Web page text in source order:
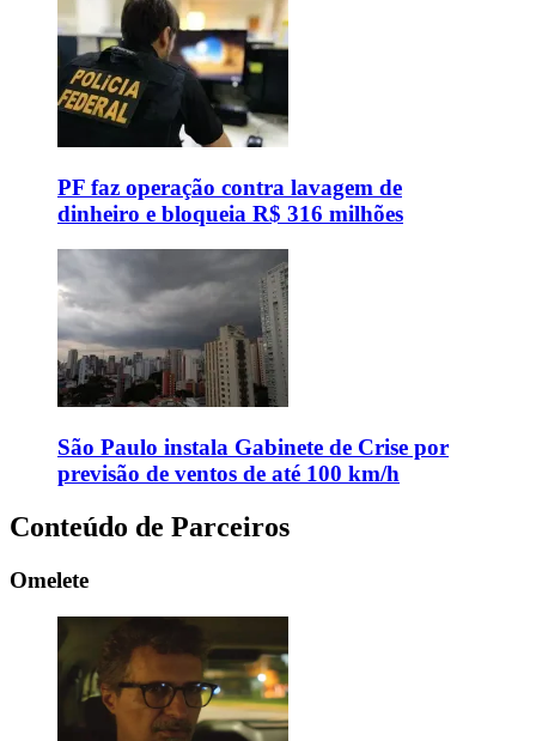
PF faz operação contra lavagem de
dinheiro e bloqueia R$ 316 milhões
São Paulo instala Gabinete de Crise por
previsão de ventos de até 100 km/h
Conteúdo de Parceiros
Omelete